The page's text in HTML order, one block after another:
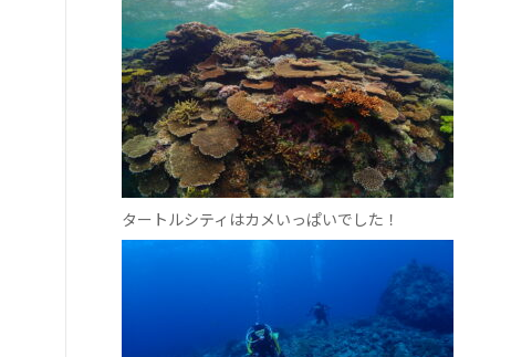
タートルシティはカメいっぱいでした！